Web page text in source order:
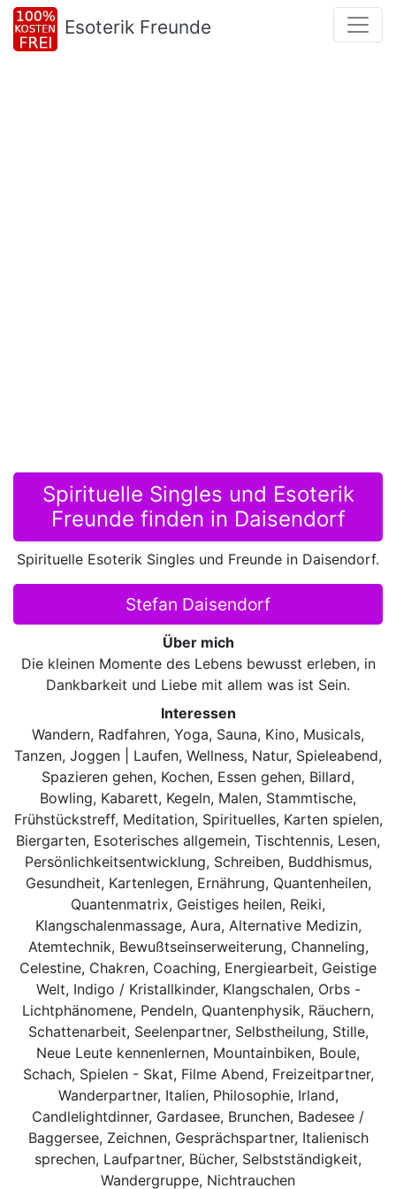
Esoterik Freunde
Spirituelle Singles und Esoterik
Freunde finden in Daisendorf
Spirituelle Esoterik Singles und Freunde in Daisendorf.
Stefan Daisendorf
Über mich
Die kleinen Momente des Lebens bewusst erleben, in
Dankbarkeit und Liebe mit allem was ist Sein.
Interessen
Wandern, Radfahren, Yoga, Sauna, Kino, Musicals,
Tanzen, Joggen | Laufen, Wellness, Natur, Spieleabend,
Spazieren gehen, Kochen, Essen gehen, Billard,
Bowling, Kabarett, Kegeln, Malen, Stammtische,
Frühstückstreff, Meditation, Spirituelles, Karten spielen,
Biergarten, Esoterisches allgemein, Tischtennis, Lesen,
Persönlichkeitsentwicklung, Schreiben, Buddhismus,
Gesundheit, Kartenlegen, Ernährung, Quantenheilen,
Quantenmatrix, Geistiges heilen, Reiki,
Klangschalenmassage, Aura, Alternative Medizin,
Atemtechnik, Bewußtseinserweiterung, Channeling,
Celestine, Chakren, Coaching, Energiearbeit, Geistige
Welt, Indigo / Kristallkinder, Klangschalen, Orbs -
Lichtphänomene, Pendeln, Quantenphysik, Räuchern,
Schattenarbeit, Seelenpartner, Selbstheilung, Stille,
Neue Leute kennenlernen, Mountainbiken, Boule,
Schach, Spielen - Skat, Filme Abend, Freizeitpartner,
Wanderpartner, Italien, Philosophie, Irland,
Candlelightdinner, Gardasee, Brunchen, Badesee /
Baggersee, Zeichnen, Gesprächspartner, Italienisch
sprechen, Laufpartner, Bücher, Selbstständigkeit,
Wandergruppe, Nichtrauchen